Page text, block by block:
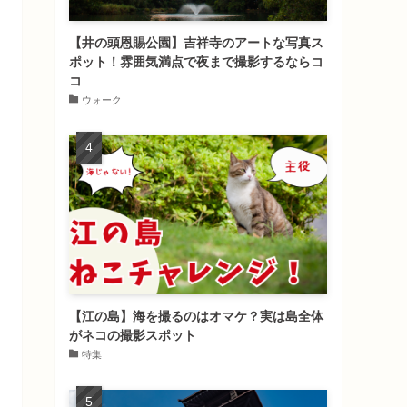
【井の頭恩賜公園】吉祥寺のアートな写真ス
ポット！雰囲気満点で夜まで撮影するならコ
コ
ウォーク
【江の島】海を撮るのはオマケ？実は島全体
がネコの撮影スポット
特集